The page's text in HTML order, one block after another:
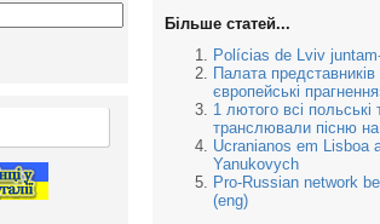
Більше статей...
Polícias de Lviv
Палата
європейські
1 лютого всі
транслювали пісню
Ucranianos em Lisboa
Yanukovych
Pro-Russian network
(eng)